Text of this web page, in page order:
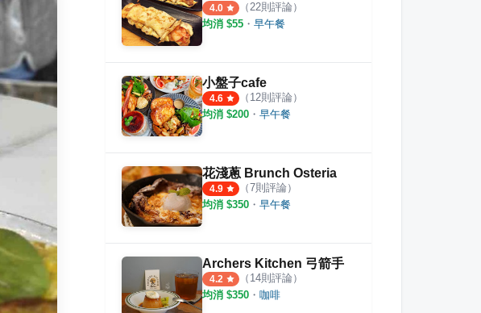
4.0 （22則評論）
均消 $55 ・ 早午餐
小盤子cafe
4.6 （ 12則評論）
均消 $200 ・ 早午餐
花淺蔥 Brunch Osteria
4.9 （7則評論）
均消 $350 ・ 早午餐
Archers Kitchen 弓箭手
4.2 （ 14則評論）
均消 $350 ・ 咖啡